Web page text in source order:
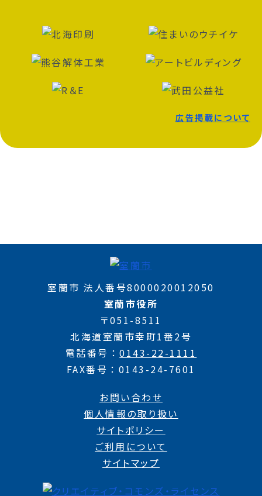
広告掲載について
室蘭市 法人番号8000020012050
室蘭市役所
〒051-8511
北海道室蘭市幸町1番2号
電話番号
0143-22-1111
FAX番号
0143-24-7601
お問い合わせ
個人情報の取り扱い
サイトポリシー
ご利用について
サイトマップ